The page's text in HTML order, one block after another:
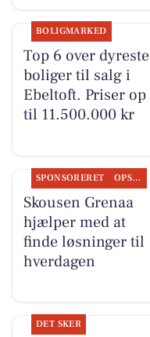
BOLIGMARKED
Top 6 over dyreste
boliger til salg i
Ebeltoft. Priser op
til 11.500.000 kr
SPONSORERET OPSLAGSTAVLEN
Skousen Grenaa
hjælper med at
finde løsninger til
hverdagen
DET SKER